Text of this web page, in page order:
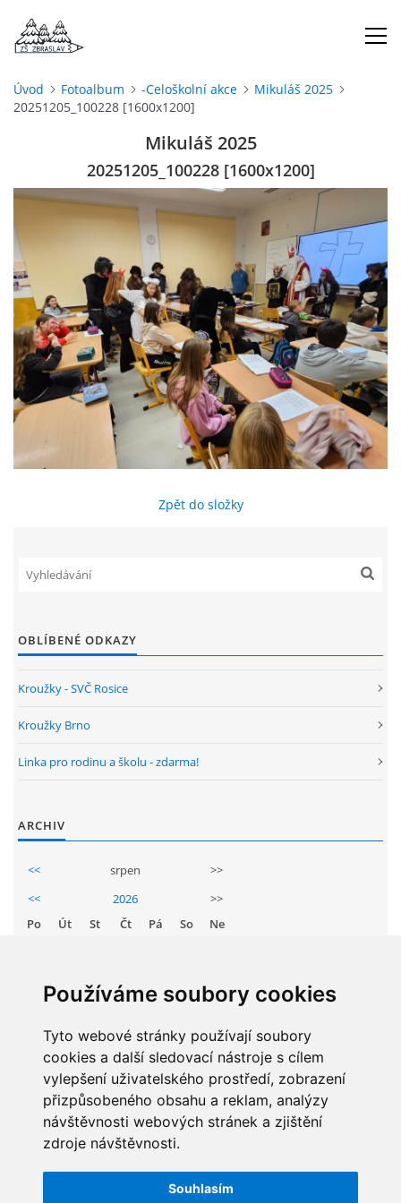
Používáme soubory cookies
Tyto webové stránky používají soubory
cookies a další sledovací nástroje s cílem
vylepšení uživatelského prostředí, zobrazení
přizpůsobeného obsahu a reklam, analýzy
návštěvnosti webových stránek a zjištění
zdroje návštěvnosti.
Souhlasím
ÚVOD
ŠKOLNÍ ROK
DOKUMENTY
ŠKOLSKÁ RADA
PROJEKTY
ENVIRONMENTÁLNÍ VÝCHOVA
ARCHIV
NAŠE ÚSPĚCHY
GDPR
PŘEDŠKOLÁCI
JAK MOTIVOVAT DÍTĚ KE ČTENÍ
REZERVAČNÍ SYSTÉM SPORTOVNÍ HALY
ŠKOLNÍ PORADENSKÉ PRACOVIŠTĚ
NEPOTŘEBNÝ MAJETEK
NAUČNÁ STEZKA ZBRASLAV
Úvod Fotoalbum -Celoškolní akce
Mikuláš 2025
20251205_100228 [1600x1200]
Mikuláš 2025
20251205_100228 [1600x1200]
Zpět do složky
OBLÍBENÉ ODKAZY
Kroužky - SVČ Rosice
Kroužky Brno
Linka pro rodinu a školu - zdarma!
ARCHIV
<< srpen
>>
<<
2026
>>
Po
Út St Čt Pá So
Ne
11 12 13 14 15
16
18 19 20 21 22
23
25 26 27 28 29
30
STATISTIKY